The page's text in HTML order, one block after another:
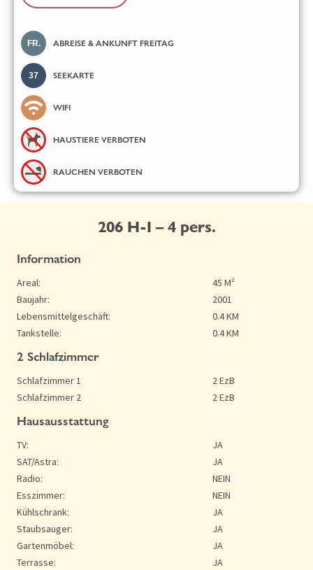
FR. ABREISE & ANKUNFT FREITAG
37 SEEKARTE
WIFI
HAUSTIERE VERBOTEN
RAUCHEN VERBOTEN
206 H-I – 4 pers.
Information
Areal:
45 M²
Baujahr:
2001
Lebensmittelgeschäft:
0.4 KM
Tankstelle:
0.4 KM
2 Schlafzimmer
Schlafzimmer 1
2 EzB
Schlafzimmer 2
2 EzB
Hausausstattung
TV:
JA
SAT/Astra:
JA
Radio:
NEIN
Esszimmer:
NEIN
Kühlschrank:
JA
Staubsauger:
JA
Gartenmöbel:
JA
Terrasse:
JA